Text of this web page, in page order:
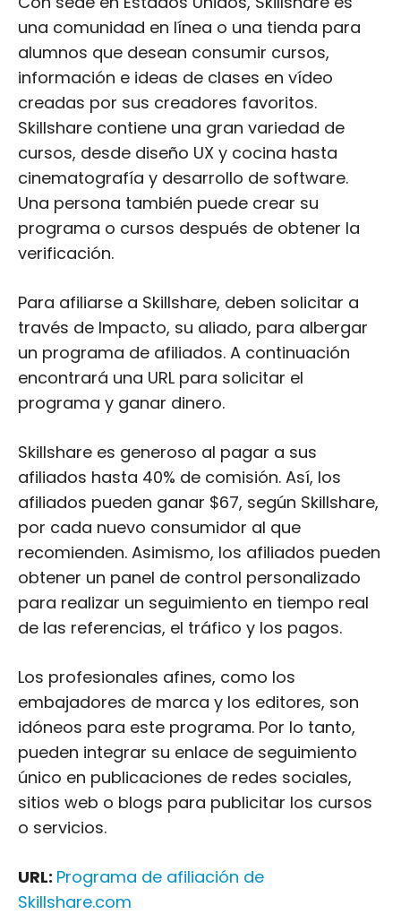
una comunidad en línea o una tienda para
alumnos que desean consumir cursos,
información e ideas de clases en vídeo
creadas por sus creadores favoritos.
Skillshare contiene una gran variedad de
cursos, desde diseño UX y cocina hasta
cinematografía y desarrollo de software.
Una persona también puede crear su
programa o cursos después de obtener la
verificación.
Para afiliarse a Skillshare, deben solicitar a
través de Impacto, su aliado, para albergar
un programa de afiliados. A continuación
encontrará una URL para solicitar el
programa y ganar dinero.
Skillshare es generoso al pagar a sus
afiliados hasta 40% de comisión. Así, los
afiliados pueden ganar $67, según Skillshare,
por cada nuevo consumidor al que
recomienden. Asimismo, los afiliados pueden
obtener un panel de control personalizado
para realizar un seguimiento en tiempo real
de las referencias, el tráfico y los pagos.
Los profesionales afines, como los
embajadores de marca y los editores, son
idóneos para este programa. Por lo tanto,
pueden integrar su enlace de seguimiento
único en publicaciones de redes sociales,
sitios web o blogs para publicitar los cursos
o servicios.
URL: Programa de afiliación de
Skillshare.com